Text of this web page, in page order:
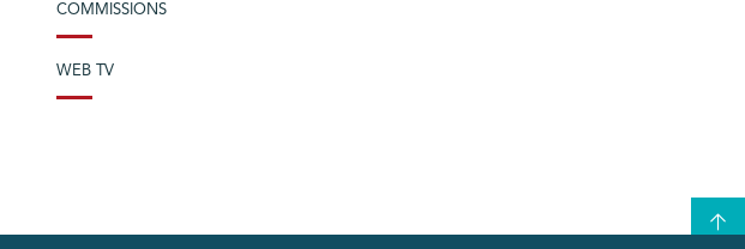
COMMISSIONS
WEB TV